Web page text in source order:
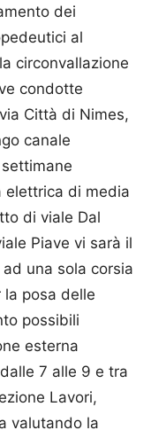
dei
al
circonvallazione
condotte
Città di Nimes,
canale
elettrica di media
di viale Dal
Piave vi sarà il
una sola corsia
posa delle
possibili
esterna
7 alle 9 e tra
Lavori,
valutando la